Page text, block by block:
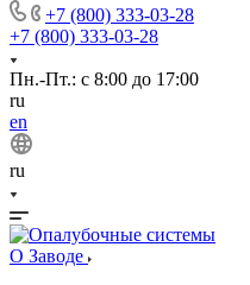
+7 (800) 333-03-28
+7 (800) 333-03-28
Пн.-Пт.: с 8:00 до 17:00
ru
en
ru
О Заводе